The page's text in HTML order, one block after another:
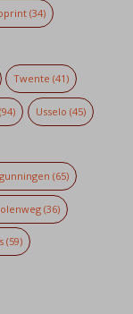
(34)
Twente (41)
(94) Usselo (45)
(65)
(36)
(59)